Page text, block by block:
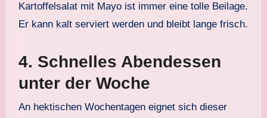
Kartoffelsalat mit Mayo ist immer eine tolle Beilage.
Er kann kalt serviert werden und bleibt lange frisch.
4. Schnelles Abendessen
unter der Woche
An hektischen Wochentagen eignet sich dieser